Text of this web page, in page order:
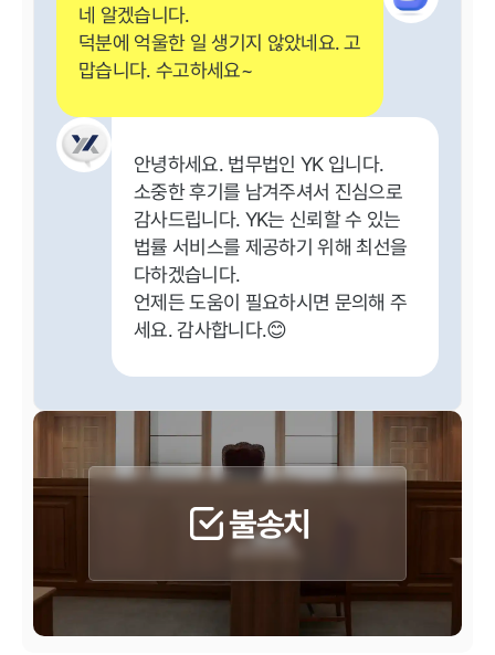
네 알겠습니다.
덕분에 억울한 일 생기지 않았네요. 고
맙습니다. 수고하세요~
안녕하세요. 법무법인 YK 입니다.
소중한 후기를 남겨주셔서 진심으로
감사드립니다. YK는 신뢰할 수 있는
법률 서비스를 제공하기 위해 최선을
다하겠습니다.
언제든 도움이 필요하시면 문의해 주
세요. 감사합니다.😊
불송치